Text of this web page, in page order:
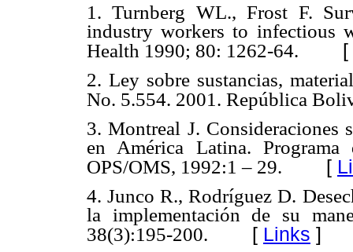
1. Turnberg WL., Frost F.
industry workers to infectious
Health 1990; 80: 1262-64. [
2. Ley sobre sustancias,
No. 5.554. 2001. República
3. Montreal J. Consideraciones
en América Latina.
OPS/OMS, 1992:1 – 29. [
4. Junco R., Rodríguez D.
la implementación de su
38(3):195-200. [ Links ]